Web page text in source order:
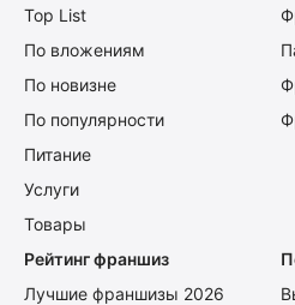
Top List
По вложениям
По новизне
По популярности
Питание
Услуги
Товары
Рейтинг франшиз
Лучшие франшизы 2026